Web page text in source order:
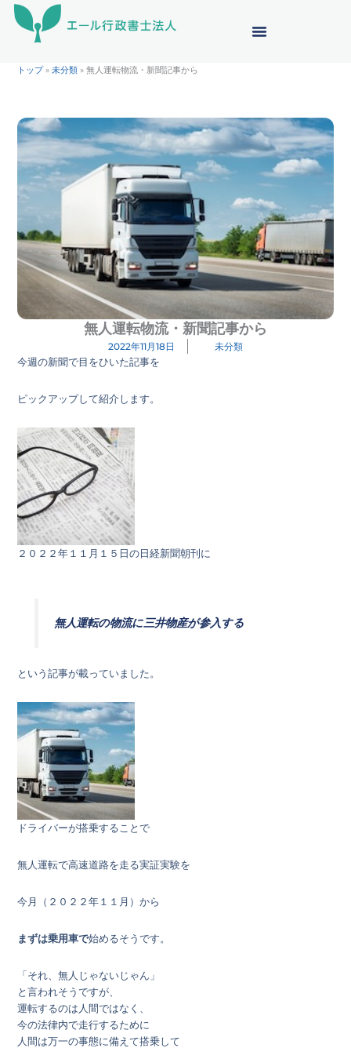
トップ»未分類 »無人運転物流・新聞記事から
無人運転物流・新聞記事から
2022年11月18日 未分類
今週の新聞で目をひいた記事を
ピックアップして紹介します。
２０２２年１１月１５日の日経新聞朝刊に
無人運転の物流に三井物産が参入する
という記事が載っていました。
ドライバーが搭乗することで
無人運転で高速道路を走る実証実験を
今月（２０２２年１１月）から
まずは乗用車で始めるそうです。
「それ、無人じゃないじゃん」
と言われそうですが、
運転するのは人間ではなく、
今の法律内で走行するために
人間は万一の事態に備えて搭乗して